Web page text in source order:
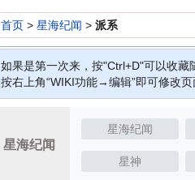
首页 > 星海纪闻 > 派系
如果是第一次来，按"Ctrl+D"可以收
按右上角“WIKI功能→编辑”即可修改页
星海纪闻
星海纪闻
星神